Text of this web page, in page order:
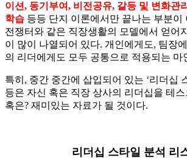
이션, 동기부여, 비전공유, 갈등 및 변화관
학습 등등 단지 이론에서만 끝나는 부분이
전쟁터와 같은 직장생활의 모델에서 얻어
이 많이 나열되어 있다. 개인에게도, 팀장
의 리더에게도 모두 공통으로 적용되는 마
특히, 중간 중간에 삽입되어 있는 ‘리더십
등은 자신 혹은 직장 상사의 리더십을 테
혹은? 재미있는 자료가 될 것이다.
리더십 스타일 분석 리